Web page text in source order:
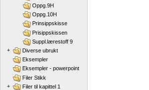
Oppg.9H
Oppg.10H
Prinsippskisse
Prisippskissen
Suppl.lærestoff 9
+
Diverse ubrukt
Eksempler
Eksempler - powerpoint
Filer Stikk
+
Filer til kapittel 1